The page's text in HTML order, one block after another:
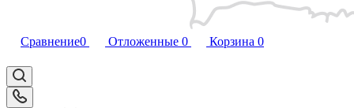
Сравнение0 Отложенные 0 Корзина 0